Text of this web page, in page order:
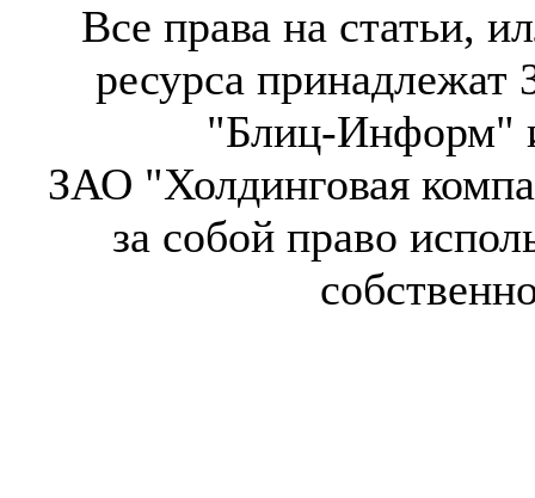
Все права на статьи,
ресурса
"Блиц-Информ"
ЗАО "Холдинговая
за собой право